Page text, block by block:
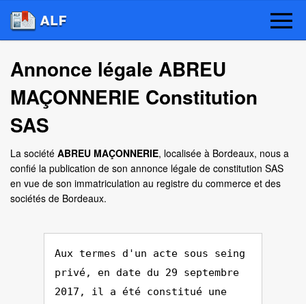
Annonce légale ABREU
MAÇONNERIE Constitution
SAS
La société ABREU MAÇONNERIE, localisée à Bordeaux, nous a
confié la publication de son annonce légale de constitution SAS
en vue de son immatriculation au registre du commerce et des
sociétés de Bordeaux.
Aux termes d'un acte sous seing
privé, en date du 29 septembre
2017, il a été constitué une